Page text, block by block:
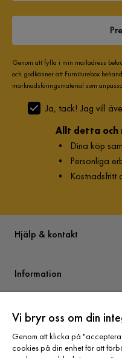
Syntetiskt material:
Genom att fylla i min mailadress
och godkänner att Furniturebox
marknadsföringsmaterial som
Ja, tack! Jag vill
Allt detta och
• Dina köp
• Personliga
• Kostnadsfritt
Hjälp & kontakt
Information
Varumärken
Sortiment
Vi bryr oss om din
Genom att klicka på
cookies på din enhet för att